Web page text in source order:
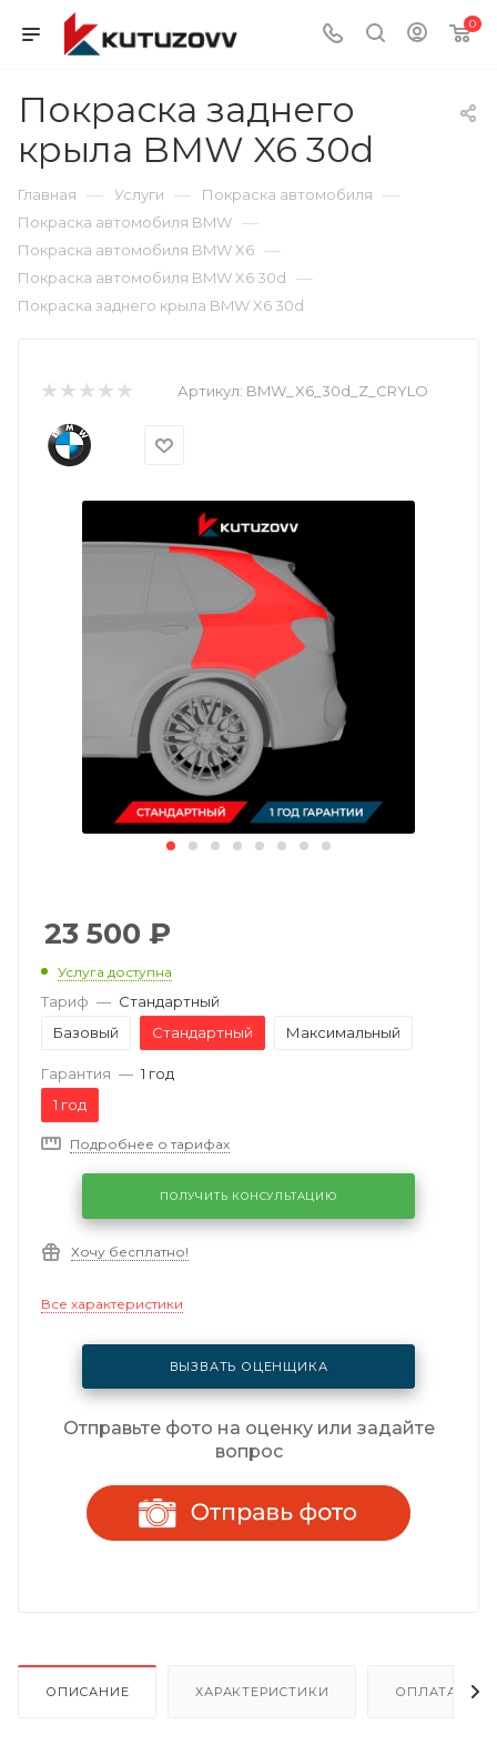
0
Покраска заднего
крыла BMW X6 30d
Главная — Услуги — Покраска автомобиля —
Покраска автомобиля BMW —
Покраска автомобиля BMW X6 —
Покраска автомобиля BMW X6 30d —
Покраска заднего крыла BMW X6 30d
Артикул: BMW_X6_30d_Z_CRYLO
23 500 ₽
Услуга доступна
Тариф — Стандартный
Базовый
Стандартный Максимальный
Гарантия — 1 год
1 год
Подробнее о тарифах
ПОЛУЧИТЬ КОНСУЛЬТАЦИЮ
Хочу бесплатно!
Все характеристики
ВЫЗВАТЬ ОЦЕНЩИКА
Отправьте фото на оценку или задайте
вопрос
ОПИСАНИЕ ХАРАКТЕРИСТИКИ ОПЛАТА И